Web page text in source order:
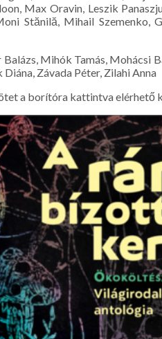
Max Oravin, Leszik
Stănilă, Mihail Szemenko,
Mihók Tamás, Mohácsi
Závada Péter, Zilahi Anna
a borítóra kattintva elérhető